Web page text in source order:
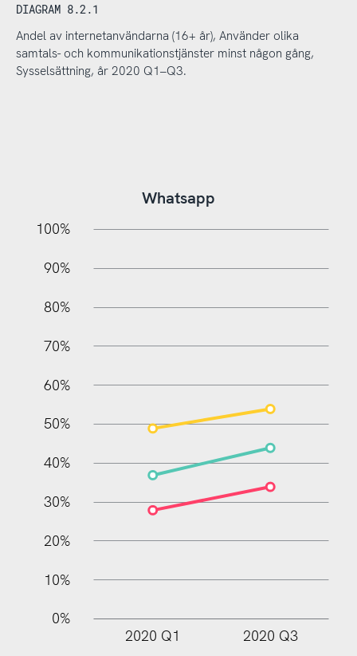
DIAGRAM 8.2.1
Andel av internetanvändarna (16+ år), Använder olika
samtals- och kommunikationstjänster minst någon gång,
Sysselsättning, år 2020 Q1–Q3.
Whatsapp
10%
100%
90%
80%
70%
60%
50%
40%
30%
20%
10%
0%
2020 Q1 2020 Q3